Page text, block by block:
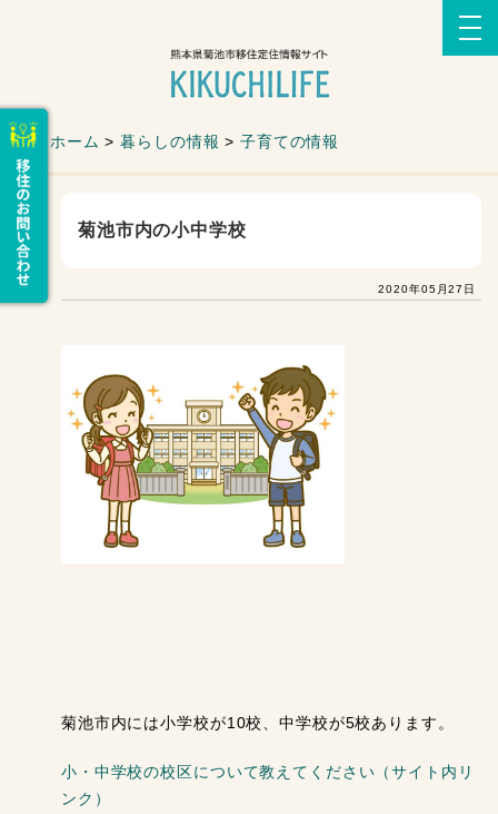
ホーム >暮らしの情報 > 子育ての情報
菊池市内の小中学校
2020年05月27日
菊池市内には小学校が10校、中学校が5校あります。
小・中学校の校区について教えてください（サイト内リ
ンク）